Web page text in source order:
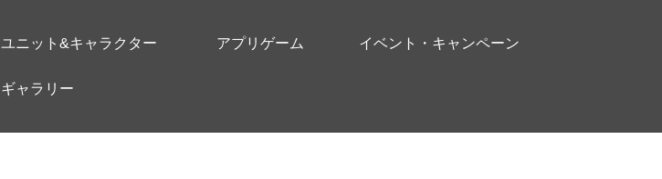
ユニット&キャラクター アプリゲーム イベント・キャンペーン
ギャラリー